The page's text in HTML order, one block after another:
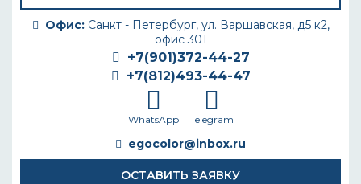
Офис:Санкт - Петербург, ул. Варшавская, д5 к2,
офис 301
+7(901)372-44-27
+7(812)493-44-47
WhatsApp Telegram
egocolor@inbox.ru
ОСТАВИТЬ ЗАЯВКУ